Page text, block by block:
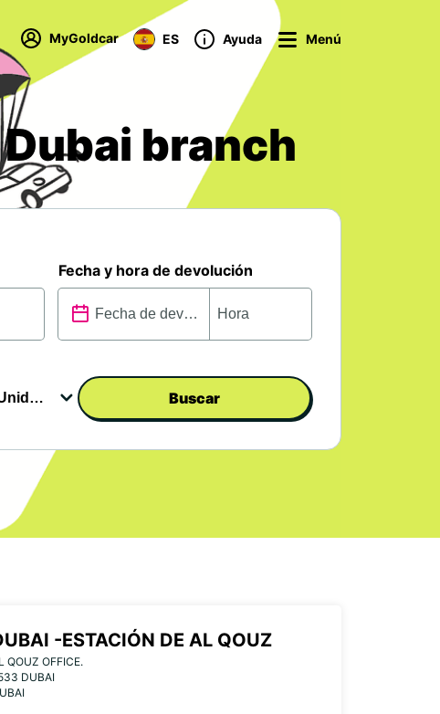
MyGoldcar ES Ayuda Menú
branch
Fecha y hora de devolución
Buscar
-ESTACIÓN DE AL QOUZ
QOUZ OFFICE.
DUBAI